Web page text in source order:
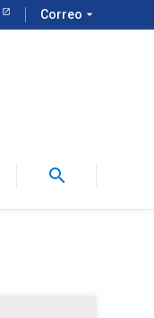
Correo arrow_drop_down
search